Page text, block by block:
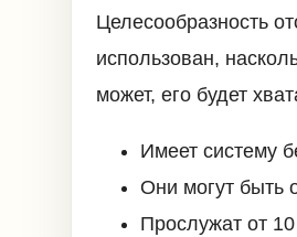
Целесообразность
использован,
может, его будет
Имеет систему
Они могут быть
Прослужат от